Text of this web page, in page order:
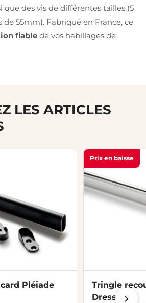
que des vis de différentes tailles (5
de 55mm). Fabriqué en France, ce
fiable de vos habillages de
LES ARTICLES
Pléiade
Prix en baisse
Tringle
Dressing